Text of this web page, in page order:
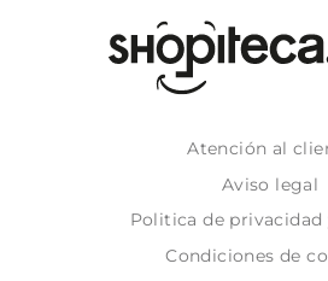
Atención al
Aviso legal
Politica de privacidad
Condiciones de